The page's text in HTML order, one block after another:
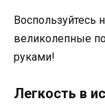
Воспользуйтесь
великолепные
руками!
Легкость в